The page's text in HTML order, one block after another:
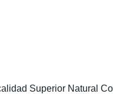
Superior Natural